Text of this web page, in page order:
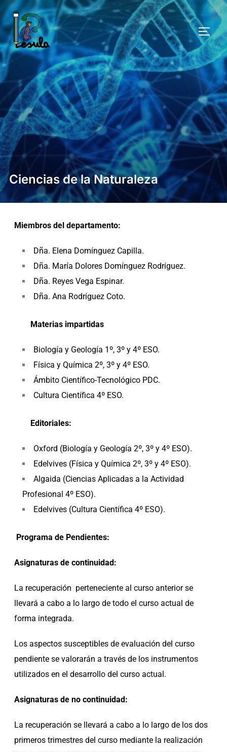
Ciencias de la Naturaleza
Miembros del departamento:
Dña. Elena Domínguez Capilla.
Dña. María Dolores Domínguez Rodríguez.
Dña. Reyes Vega Espinar.
Dña. Ana Rodríguez Coto.
Materias impartidas
Biología y Geología 1º, 3º y 4º ESO.
Física y Química 2º, 3º y 4º ESO.
Ámbito Científico-Tecnológico PDC.
Cultura Científica 4º ESO.
Editoriales:
Oxford (Biología y Geología 2º, 3º y 4º ESO).
Edelvives (Física y Química 2º, 3º y 4º ESO).
Algaida (Ciencias Aplicadas a la Actividad
Profesional 4º ESO).
Edelvives (Cultura Científica 4º ESO).
Programa de Pendientes:
Asignaturas de continuidad:
La recuperación perteneciente al curso anterior se
llevará a cabo a lo largo de todo el curso actual de
forma integrada.
Los aspectos susceptibles de evaluación del curso
pendiente se valorarán a través de los instrumentos
utilizados en el desarrollo del curso actual.
Asignaturas de no continuidad:
La recuperación se llevará a cabo a lo largo de los dos
primeros trimestres del curso mediante la realización